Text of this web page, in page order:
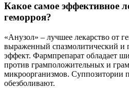
Какое самое эффективное
геморроя?
«Анузол» – лучшее лекарство от
выраженный спазмолитический и
эффект. Фармпрепарат обладает
против грамположительных и
микроорганизмов. Суппозитории
обезболивают.